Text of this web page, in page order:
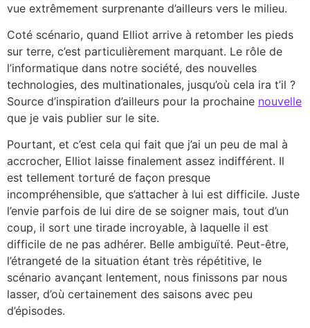
vue extrêmement surprenante d’ailleurs vers le milieu.
Coté scénario, quand Elliot arrive à retomber les pieds
sur terre, c’est particulièrement marquant. Le rôle de
l’informatique dans notre société, des nouvelles
technologies, des multinationales, jusqu’où cela ira t’il ?
Source d’inspiration d’ailleurs pour la prochaine nouvelle
que je vais publier sur le site.
Pourtant, et c’est cela qui fait que j’ai un peu de mal à
accrocher, Elliot laisse finalement assez indifférent. Il
est tellement torturé de façon presque
incompréhensible, que s’attacher à lui est difficile. Juste
l’envie parfois de lui dire de se soigner mais, tout d’un
coup, il sort une tirade incroyable, à laquelle il est
difficile de ne pas adhérer. Belle ambiguïté. Peut-être,
l’étrangeté de la situation étant très répétitive, le
scénario avançant lentement, nous finissons par nous
lasser, d’où certainement des saisons avec peu
d’épisodes.